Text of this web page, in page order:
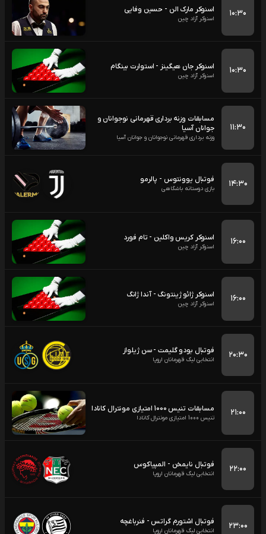
۱۰:۳۰ اسنوکر مارک الن - حسین وفایی
اسنوکر آزاد چین
۱۰:۳۰ اسنوکر جان هیگینز - استوارت بینگام
اسنوکر آزاد چین
۱۱:۳۰
مسابقات وزنه برداری قهرمانی نوجوانان و
جوانان آسیا
وزنه برداری قهرمانی نوجوانان و جوانان آسیا
۱۴:۳۰ فوتبال یوونتوس - پالرمو
بازی دوستانه باشگاهی
۱۶:۰۰ اسنوکر کریس واکلین - تام فورد
اسنوکر آزاد چین
۱۶:۰۰ اسنوکر ژائو ژینتونگ - آندا ژانگ
اسنوکر آزاد چین
۲۰:۳۰ فوتبال بودو گلیمت - سن ژیلواز
انتخابی لیگ قهرمانان اروپا
۲۱:۰۰ مسابقات تنیس 1000 امتیازی مونترال کانادا
تنیس 1000 امتیازی مونترال کانادا
۲۲:۰۰ فوتبال نایمخن - المپیاکوس
انتخابی لیگ قهرمانان اروپا
۲۳:۰۰ فوتبال اشتورم گراتس - فنرباغچه
انتخابی لیگ قهرمانان اروپا